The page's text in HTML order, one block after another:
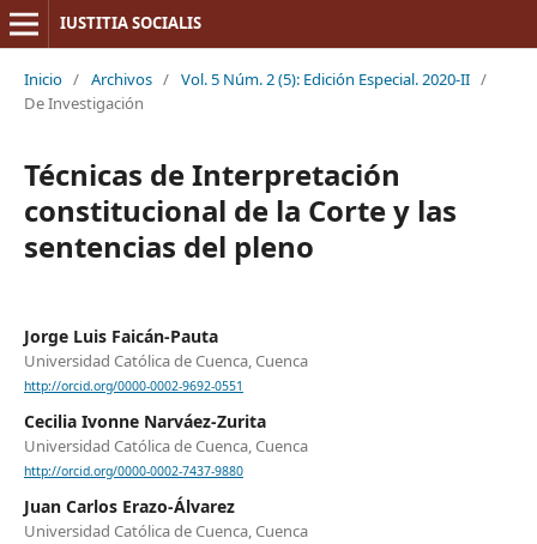
IUSTITIA SOCIALIS
Inicio / Archivos / Vol. 5 Núm. 2 (5): Edición Especial. 2020-II /
De Investigación
Técnicas de Interpretación
constitucional de la Corte y las
sentencias del pleno
Jorge Luis Faicán-Pauta
Universidad Católica de Cuenca, Cuenca
http://orcid.org/0000-0002-9692-0551
Cecilia Ivonne Narváez-Zurita
Universidad Católica de Cuenca, Cuenca
http://orcid.org/0000-0002-7437-9880
Juan Carlos Erazo-Álvarez
Universidad Católica de Cuenca, Cuenca